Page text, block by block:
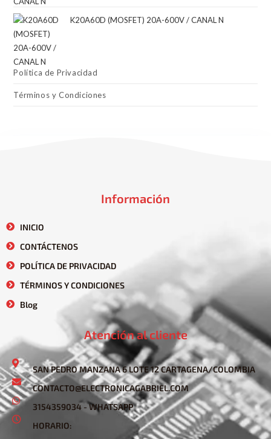
K20A60D (MOSFET) 20A-600V / CANAL N
Política de Privacidad
Términos y Condiciones
Información
INICIO
CONTÁCTENOS
POLÍTICA DE PRIVACIDAD
TÉRMINOS Y CONDICIONES
Blog
Atención al cliente
SAN PEDRO MANZANA 6 LOTE 12 CARTAGENA/COLOMBIA
CONTACTO@ELECTRONICAGABRIEL.COM
3154359034 - WHATSAPP
HORARIO: